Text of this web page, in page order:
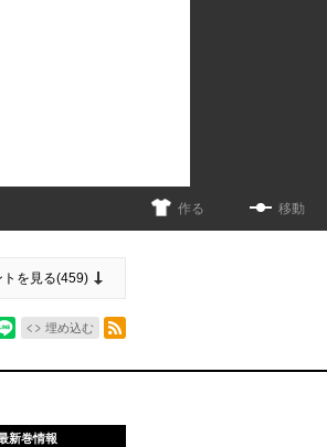
作る 移動
トを見る(459)
埋め込む
新巻情報